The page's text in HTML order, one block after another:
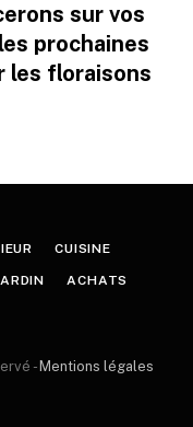
sur vos
prochaines
les floraisons
CUISINE
ACHATS
- Mentions légales